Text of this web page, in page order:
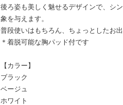
後ろ姿も美しく魅せるデザインで、シ
象を与えます。
普段使いはもちろん、ちょっとしたお
＊着脱可能な胸パッド付です
【カラー】
ブラック
ベージュ
ホワイト